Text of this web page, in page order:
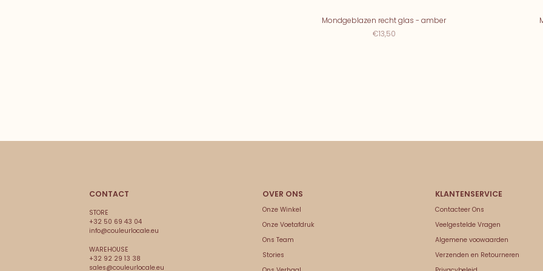
Mondgeblazen recht glas - amber
€13,50
CONTACT
STORE
+32 50 69 43 04
info@couleurlocale.eu
WAREHOUSE
+32 92 29 13 38
sales@couleurlocale.eu
Onze Winkel
Onze Voetafdruk
Ons Team
Stories
Contacteer Ons
Veelgestelde Vragen
Algemene voowaarden
Verzenden en Retourneren